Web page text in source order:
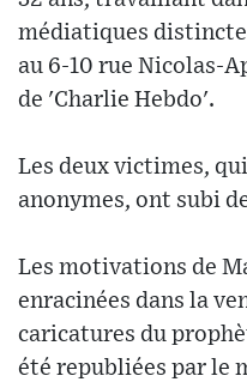
médiatiques
au 6-10 rue Nicolas-
de 'Charlie Hebdo'.
Les deux victimes,
anonymes, ont subi
Les motivations de
enracinées dans la
caricatures du
été republiées par le